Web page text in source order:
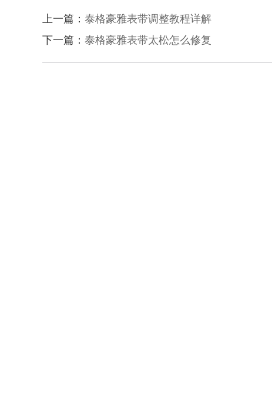
上一篇： 泰格豪雅表带调整教程详解
下一篇： 泰格豪雅表带太松怎么修复